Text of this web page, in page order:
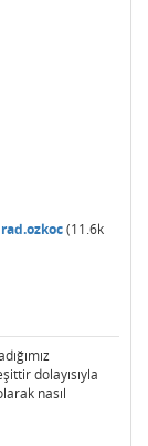
(11.6k
dolayısıyla
nasıl